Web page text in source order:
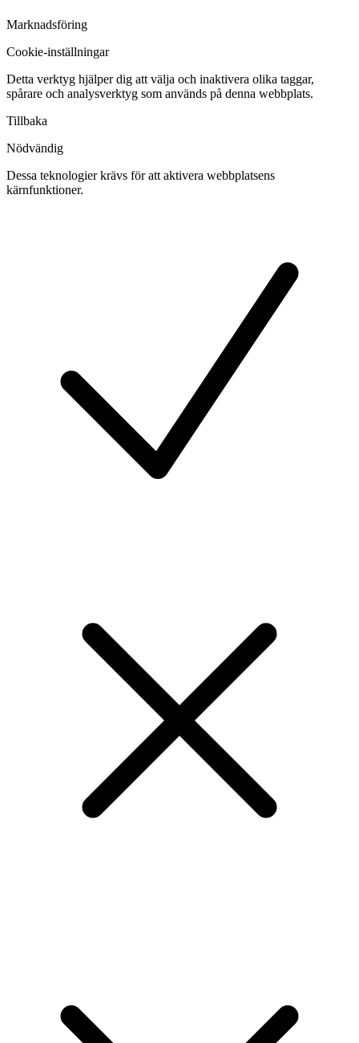
Marknadsföring
Cookie-inställningar
Detta verktyg hjälper dig att välja och inaktivera olika taggar,
spårare och analysverktyg som används på denna webbplats.
Tillbaka
Nödvändig
Dessa teknologier krävs för att aktivera webbplatsens
kärnfunktioner.